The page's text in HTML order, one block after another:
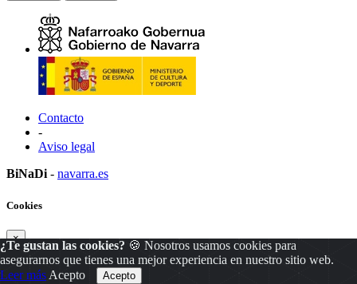
Contacto
-
Aviso legal
BiNaDi - navarra.es
¿Te gustan las cookies? 🍪 Nosotros usamos cookies para
asegurarnos que tienes una mejor experiencia en nuestro sitio web.
Leer más Acepto
Cookies
×